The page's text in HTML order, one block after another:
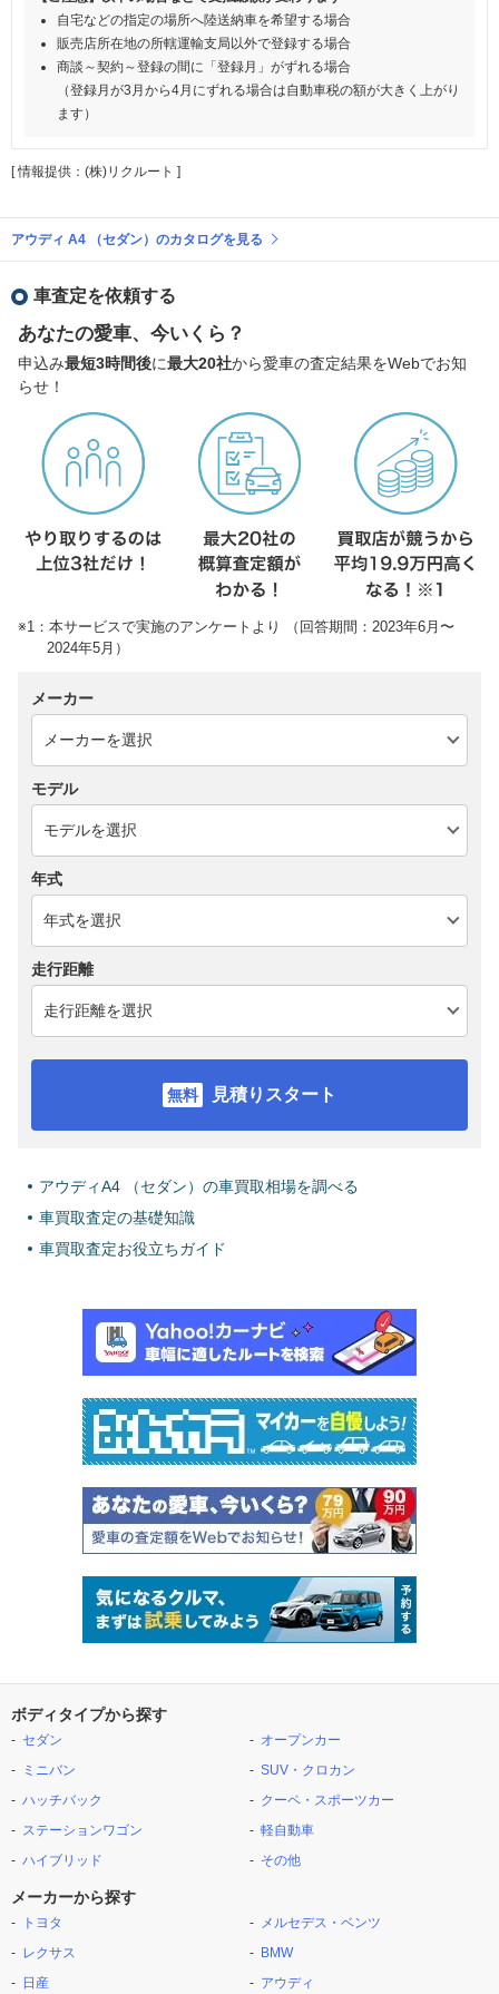
自宅などの指定の場所へ陸送納車を希望する場合
販売店所在地の所轄運輸支局以外で登録する場合
商談～契約～登録の間に「登録月」がずれる場合
（登録月が3月から4月にずれる場合は自動車税の額が大きく上がり
ます）
[ 情報提供：(株)リクルート ]
アウディ A4 （セダン）のカタログを見る
車査定を依頼する
あなたの愛車、今いくら？
申込み最短3時間後に最大20社から愛車の査定結果をWebでお知
らせ！
※1：本サービスで実施のアンケートより （回答期間：2023年6月〜
2024年5月）
メーカー
モデル
年式
走行距離
見積りスタート
アウディA4 （セダン）の車買取相場を調べる
車買取査定の基礎知識
車買取査定お役立ちガイド
ボディタイプから探す
セダン
ミニバン
ハッチバック
ステーションワゴン
ハイブリッド
オープンカー
SUV・クロカン
クーペ・スポーツカー
軽自動車
その他
メーカーから探す
トヨタ
レクサス
日産
メルセデス・ベンツ
BMW
アウディ